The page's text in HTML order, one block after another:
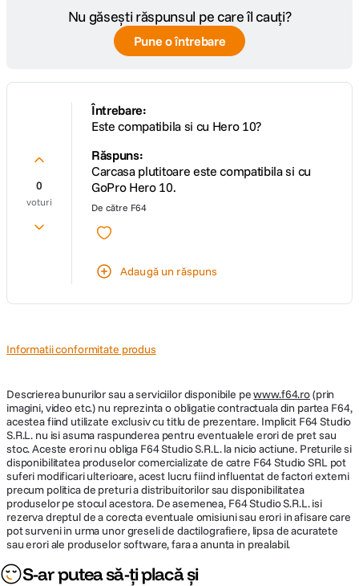
Nu găsești răspunsul pe care îl cauți?
Pune o întrebare
0
voturi
Întrebare:
Este compatibila si cu Hero 10?
Răspuns:
Carcasa plutitoare este compatibila si cu
GoPro Hero 10.
De către F64
Adaugă un răspuns
Informatii conformitate produs
Descrierea bunurilor sau a serviciilor disponibile pewww.f64.ro(prin
imagini, video etc.) nu reprezinta o obligatie contractuala din partea F64,
acestea fiind utilizate exclusiv cu titlu de prezentare. Implicit F64 Studio
S.R.L. nu isi asuma raspunderea pentru eventualele erori de pret sau
stoc. Aceste erori nu obliga F64 Studio S.R.L. la nicio actiune. Preturile si
disponibilitatea produselor comercializate de catre F64 Studio SRL pot
suferi modificari ulterioare, acest lucru fiind influentat de factori externi
precum politica de preturi a distribuitorilor sau disponibilitatea
produselor pe stocul acestora. De asemenea, F64 Studio S.R.L. isi
rezerva dreptul de a corecta eventuale omisiuni sau erori in afisare care
pot surveni in urma unor greseli de dactilografiere, lipsa de acuratete
sau erori ale produselor software, fara a anunta in prealabil.
S-ar putea să-ți placă și